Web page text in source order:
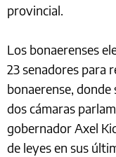
provincial.
Los bonaerenses
23 senadores para
bonaerense,
dos cámaras
gobernador Axel
de leyes en sus